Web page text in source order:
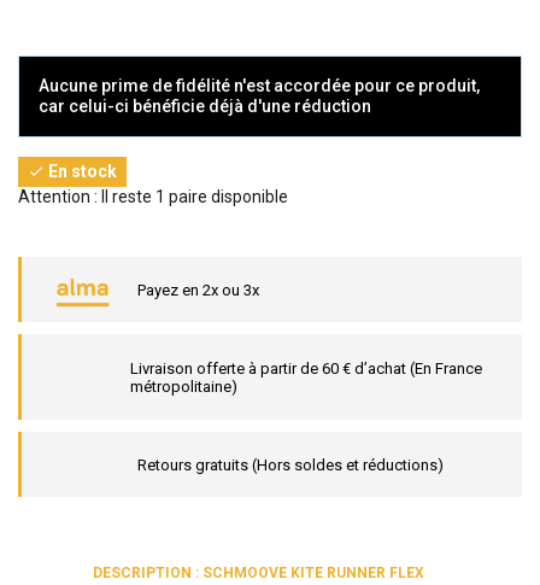
Aucune prime de fidélité n'est accordée pour ce produit,
car celui-ci bénéficie déjà d'une réduction
 En stock
Attention : Il reste 1 paire disponible
Payez en 2x ou 3x
Livraison offerte à partir de 60 € d’achat (En France
métropolitaine)
Retours gratuits (Hors soldes et réductions)
DESCRIPTION : SCHMOOVE KITE RUNNER FLEX